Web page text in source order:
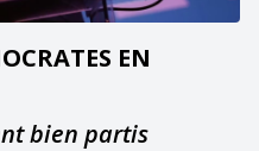
EN
bien partis